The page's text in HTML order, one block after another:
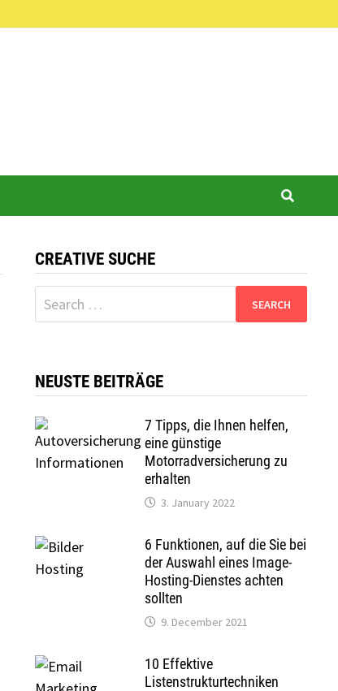
CREATIVE SUCHE
Search
for:
NEUSTE BEITRÄGE
7 Tipps, die Ihnen helfen,
eine günstige
Motorradversicherung zu
erhalten
3. January 2022
6 Funktionen, auf die Sie bei
der Auswahl eines Image-
Hosting-Dienstes achten
sollten
9. December 2021
10 Effektive
Listenstrukturtechniken